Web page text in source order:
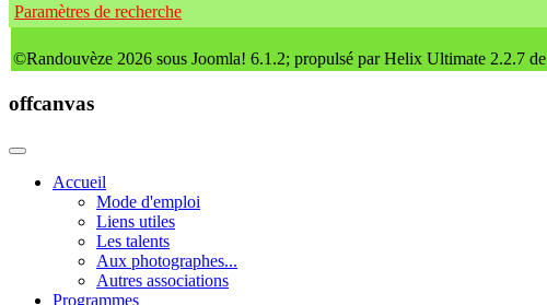
Paramètres de recherche
©Randouvèze 2026 sous Joomla! 6.1.2; propulsé par Helix Ultimate 2.2.7 de
offcanvas
Accueil
Mode d'emploi
Liens utiles
Les talents
Aux photographes...
Autres associations
Programmes